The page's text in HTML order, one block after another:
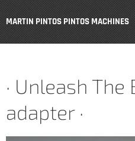
MARTIN PINTOS PINTOS MACHINES
· Unleash The
adapter ·